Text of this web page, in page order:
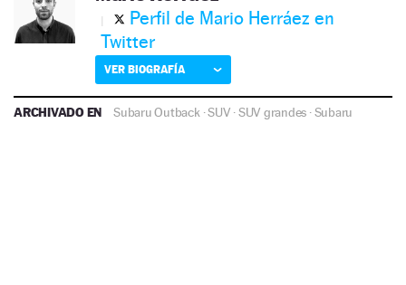
Perfil de Mario Herráez en
Twitter
VER BIOGRAFÍA
ARCHIVADO EN Subaru Outback·SUV ·SUV grandes ·Subaru